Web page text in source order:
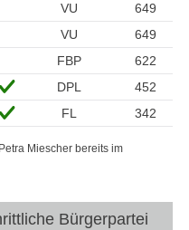
VU
649
VU
649
FBP
622
DPL
452
FL 342
Miescher bereits im
Bürgerpartei